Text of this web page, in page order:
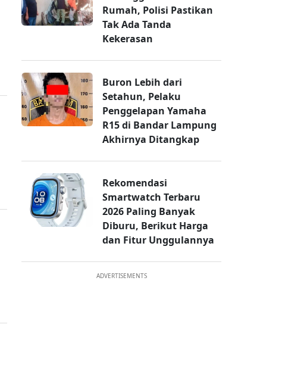
Rumah, Polisi Pastikan
Tak Ada Tanda
Kekerasan
Buron Lebih dari
Setahun, Pelaku
Penggelapan Yamaha
R15 di Bandar Lampung
Akhirnya Ditangkap
Rekomendasi
Smartwatch Terbaru
2026 Paling Banyak
Diburu, Berikut Harga
dan Fitur Unggulannya
ADVERTISEMENTS